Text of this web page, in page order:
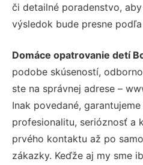
či detailné poradenstvo,
výsledok bude presne
Domáce opatrovanie detí
podobe skúseností,
ste na správnej adrese –
Inak povedané,
profesionalitu, serióznosť a
prvého kontaktu až po
zákazky. Keďže aj my sme